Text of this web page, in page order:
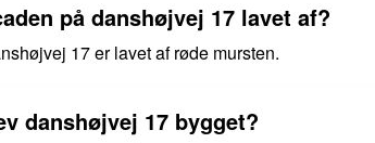
på danshøjvej 17 lavet af?
17 er lavet af røde mursten.
danshøjvej 17 bygget?